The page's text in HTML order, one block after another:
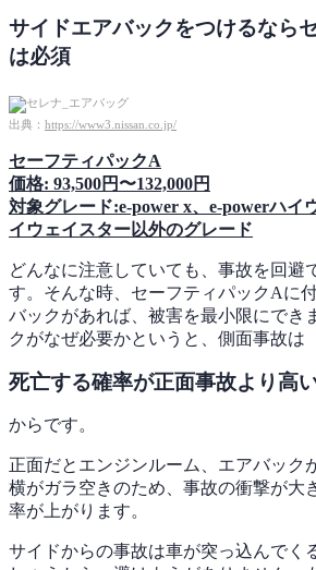
サイドエアバックをつけるなら
は必須
出典： https://www3.nissan.co.jp/
セーフティパックA
価格: 93,500円〜132,000円
対象グレード:e-power x、e-powerハイ
イウェイスター以外のグレード
どんなに注意していても、事故を回避
す。そんな時、セーフティパックAに
バックがあれば、被害を最小限にでき
クがなぜ必要かというと、側面事故は
死亡する確率が正面事故より高
からです。
正面だとエンジンルーム、エアバック
横がガラ空きのため、事故の衝撃が大
率が上がります。
サイドからの事故は車が突っ込んでく